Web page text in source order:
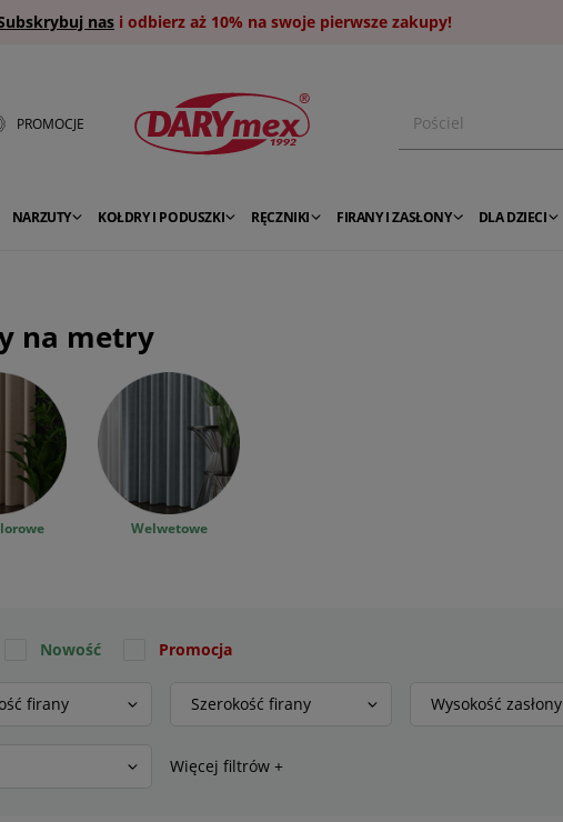
nas i odbierz aż 10% na swoje pierwsze zakupy!
PROMOCJE
NARZUTY KOŁDRY I PODUSZKI RĘCZNIKI FIRANY I ZASŁONY DLA DZIECI
na metry
Welwetowe
Nowość Promocja
firany Szerokość firany Wysokość zasłony
Więcej filtrów +